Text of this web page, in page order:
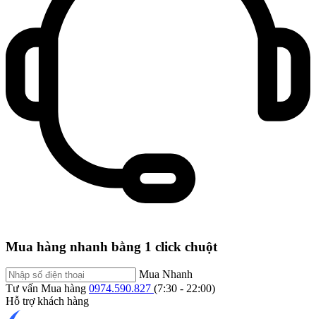
Mua hàng nhanh bằng 1 click chuột
Mua Nhanh
Tư vấn Mua hàng 0974.590.827 (7:30 - 22:00)
Hỗ trợ khách hàng